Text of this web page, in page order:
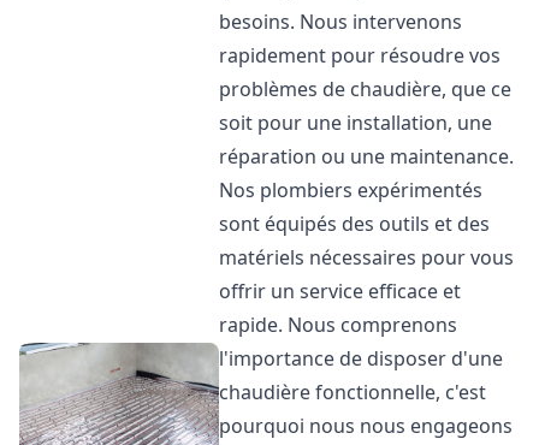
besoins. Nous intervenons
rapidement pour résoudre vos
problèmes de chaudière, que ce
soit pour une installation, une
réparation ou une maintenance.
Nos plombiers expérimentés
sont équipés des outils et des
matériels nécessaires pour vous
offrir un service efficace et
rapide. Nous comprenons
l'importance de disposer d'une
chaudière fonctionnelle, c'est
pourquoi nous nous engageons